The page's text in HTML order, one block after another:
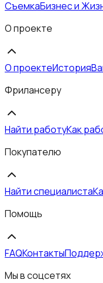
СъемкаБизнес и
О проекте
О проектеИстория
Фрилансеру
Найти работуКак
Покупателю
Найти специалиста
Помощь
FAQКонтакты
Мы в соцсетях